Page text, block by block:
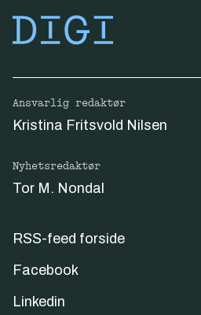
Ansvarlig redaktør
Kristina Fritsvold Nilsen
Nyhetsredaktør
Tor M. Nondal
RSS-feed forside
Facebook
Linkedin